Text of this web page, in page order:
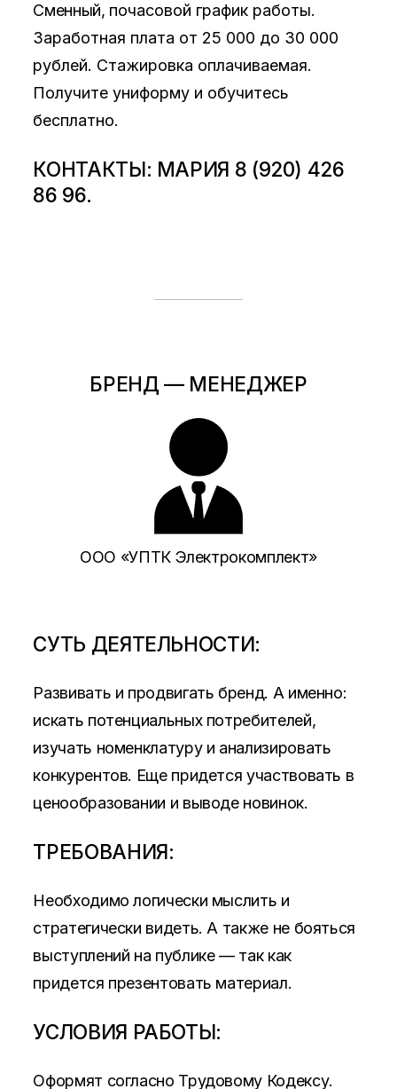
Сменный, почасовой график работы.
Заработная плата от 25 000 до 30 000
рублей. Стажировка оплачиваемая.
Получите униформу и обучитесь
бесплатно.
КОНТАКТЫ: МАРИЯ 8 (920) 426
86 96.
БРЕНД — МЕНЕДЖЕР
ООО «УПТК Электрокомплект»
СУТЬ ДЕЯТЕЛЬНОСТИ:
Развивать и продвигать бренд. А именно:
искать потенциальных потребителей,
изучать номенклатуру и анализировать
конкурентов. Еще придется участвовать в
ценообразовании и выводе новинок.
ТРЕБОВАНИЯ:
Необходимо логически мыслить и
стратегически видеть. А также не бояться
выступлений на публике — так как
придется презентовать материал.
УСЛОВИЯ РАБОТЫ:
Оформят согласно Трудовому Кодексу.